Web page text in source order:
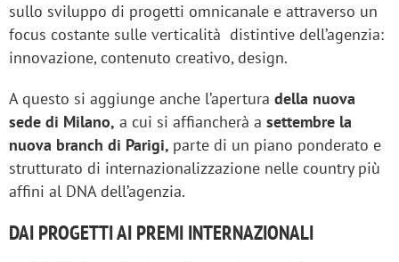
sullo sviluppo di progetti omnicanale e attraverso un
focus costante sulle verticalità distintive dell’agenzia:
innovazione, contenuto creativo, design.
A questo si aggiunge anche l’apertura della nuova
sede di Milano, a cui si affiancherà a settembre la
nuova branch di Parigi, parte di un piano ponderato e
strutturato di internazionalizzazione nelle country più
affini al DNA dell’agenzia.
DAI PROGETTI AI PREMI INTERNAZIONALI